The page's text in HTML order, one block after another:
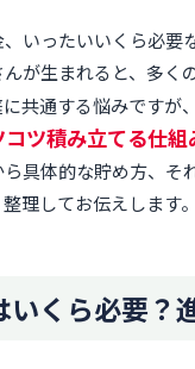
、いったいいくら必
が生まれると、多く
共通する悩みですが
ツ積み立てる仕組
具体的な貯め方、そ
理してお伝えします。
いくら必要？